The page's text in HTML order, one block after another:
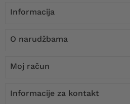
Informacija
O narudžbama
Moj račun
Informacije za kontakt